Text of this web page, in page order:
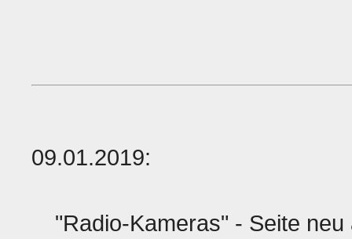
09.01.2019:
"Radio-Kameras" - Seite